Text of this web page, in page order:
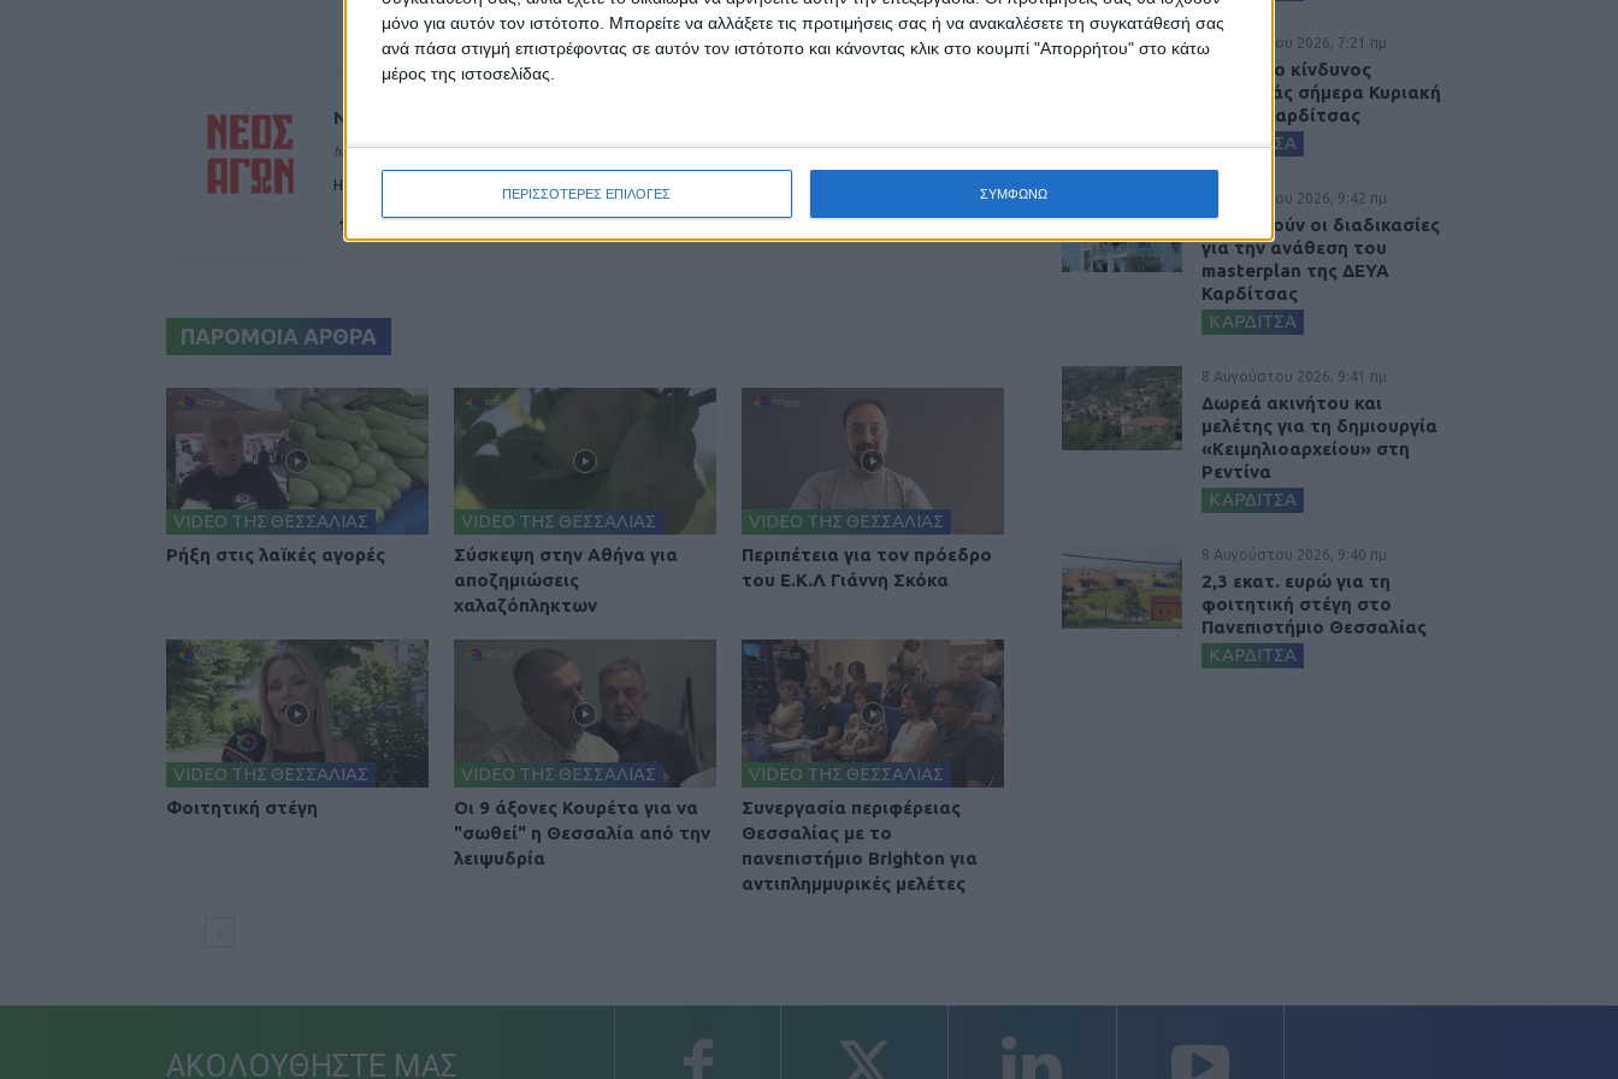
μόνο για αυτόν τον ιστότοπο. Μπορείτε να αλλάξετε τις προτιμήσεις σας ή να ανακαλέσετε τη συγκατάθεσή σας
ανά πάσα στιγμή επιστρέφοντας σε αυτόν τον ιστότοπο και κάνοντας κλικ στο κουμπί "Απορρήτου" στο κάτω
μέρος της ιστοσελίδας.
ΠΕΡΙΣΣΟΤΕΡΕΣ ΕΠΙΛΟΓΕΣ ΣΥΜΦΩΝΩ
θύματα
ΝΕΟΣ ΑΓΩΝ
https://neosagon.gr
Η Αρχαιότερη Καθημερινή Πρωινή Εφημερίδα της Καρδίτσας
ΠΑΡΟΜΟΙΑ ΑΡΘΡΑ
VIDEO ΤΗΣ ΘΕΣΣΑΛΙΑΣ
Ρήξη στις λαϊκές αγορές
VIDEO ΤΗΣ ΘΕΣΣΑΛΙΑΣ
Σύσκεψη στην Αθήνα για
αποζημιώσεις
χαλαζόπληκτων
VIDEO ΤΗΣ ΘΕΣΣΑΛΙΑΣ
Περιπέτεια για τον πρόεδρο
του Ε.Κ.Λ Γιάννη Σκόκα
VIDEO ΤΗΣ ΘΕΣΣΑΛΙΑΣ
Φοιτητική στέγη
VIDEO ΤΗΣ ΘΕΣΣΑΛΙΑΣ
Οι 9 άξονες Κουρέτα για να
"σωθεί" η Θεσσαλία από την
λειψυδρία
VIDEO ΤΗΣ ΘΕΣΣΑΛΙΑΣ
Συνεργασία περιφέρειας
Θεσσαλίας με το
πανεπιστήμιο Brighton για
αντιπλημμυρικές μελέτες
9 Αυγούστου 2026, 7:21 πμ
Υψηλός ο κίνδυνος
πυρκαγιάς σήμερα Κυριακή
στο Ν. Καρδίτσας
ΚΑΡΔΙΤΣΑ
8 Αυγούστου 2026, 9:42 πμ
Προχωρούν οι διαδικασίες
για την ανάθεση του
masterplan της ΔΕΥΑ
Καρδίτσας
ΚΑΡΔΙΤΣΑ
8 Αυγούστου 2026, 9:41 πμ
Δωρεά ακινήτου και
μελέτης για τη δημιουργία
«Κειμηλιοαρχείου» στη
Ρεντίνα
ΚΑΡΔΙΤΣΑ
8 Αυγούστου 2026, 9:40 πμ
2,3 εκατ. ευρώ για τη
φοιτητική στέγη στο
Πανεπιστήμιο Θεσσαλίας
ΚΑΡΔΙΤΣΑ
ΑΚΟΛΟΥΘΗΣΤΕ ΜΑΣ